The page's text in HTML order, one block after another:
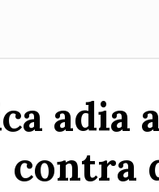
adia
contra